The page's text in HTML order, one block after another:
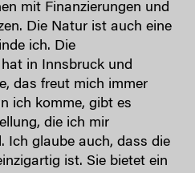
mit Finanzierungen und
Die Natur ist auch eine
ich. Die
in Innsbruck und
das freut mich immer
ich komme, gibt es
die ich mir
Ich glaube auch, dass die
ist. Sie bietet ein